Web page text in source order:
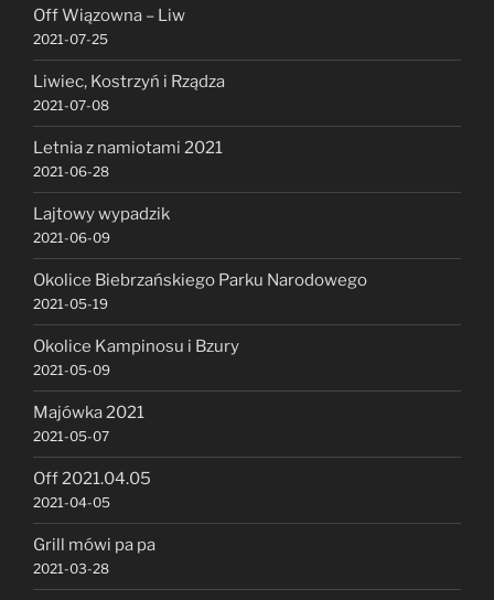
Off Wiązowna – Liw
2021-07-25
Liwiec, Kostrzyń i Rządza
2021-07-08
Letnia z namiotami 2021
2021-06-28
Lajtowy wypadzik
2021-06-09
Okolice Biebrzańskiego Parku Narodowego
2021-05-19
Okolice Kampinosu i Bzury
2021-05-09
Majówka 2021
2021-05-07
Off 2021.04.05
2021-04-05
Grill mówi pa pa
2021-03-28